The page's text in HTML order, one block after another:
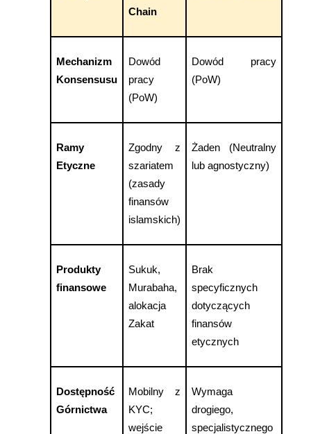
Naucz się stakingu
Dowiedz się, jak uzyskać dochód pasywny
Chain
Mechanizm
Konsensusu
Dowód
pracy
(PoW)
Dowód pracy
(PoW)
Ramy
Etyczne
Zgodny z
szariatem
(zasady
finansów
islamskich)
Żaden (Neutralny
lub agnostyczny)
Produkty
finansowe
Sukuk,
Murabaha,
alokacja
Zakat
Brak
specyficznych
dotyczących
finansów
etycznych
Dostępność
Górnictwa
Mobilny z
KYC;
wejście
Wymaga
drogiego,
specjalistycznego